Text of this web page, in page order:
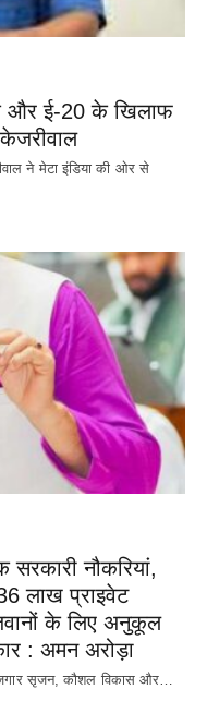
और ई-20 के खिलाफ
ने मेटा इंडिया की ओर से
नौकरियां,
लाख प्राइवेट
के लिए अनुकूल
: अमन अरोड़ा
सृजन, कौशल विकास और…